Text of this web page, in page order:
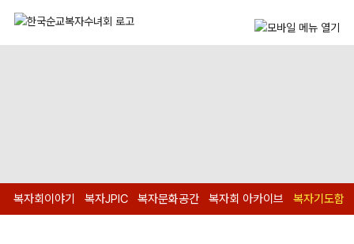
복자회이야기 복자JPIC 복자문화공간 복자회 아카이브 복자기도함